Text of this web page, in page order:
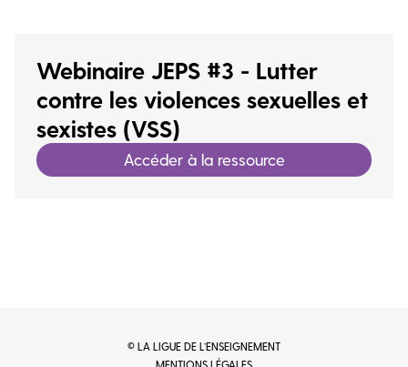
Webinaire JEPS #3 - Lutter
contre les violences sexuelles et
sexistes (VSS)
Accéder à la ressource
© LA LIGUE DE L’ENSEIGNEMENT